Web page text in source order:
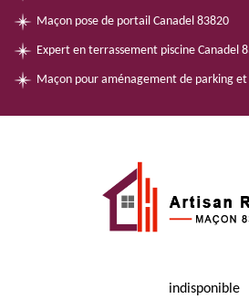
Maçon pose de portail Canadel 83820
Expert en terrassement piscine Canadel
Maçon pour aménagement de parking et
indisponible